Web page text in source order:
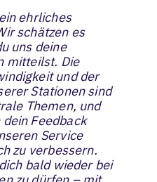
ehrliches
schätzen es
uns deine
mitteilst. Die
und der
Stationen sind
Themen, und
Feedback
Service
zu verbessern.
bald wieder bei